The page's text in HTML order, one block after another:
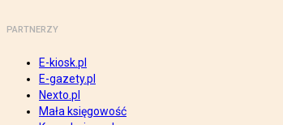
PARTNERZY
E-kiosk.pl
E-gazety.pl
Nexto.pl
Mała księgowość